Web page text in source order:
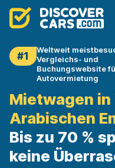
#1
Weltweit
Vergleichs- und
Buchungswebsite
Autovermietung
Mietwagen
Arabischen
Bis zu 70 %
keine